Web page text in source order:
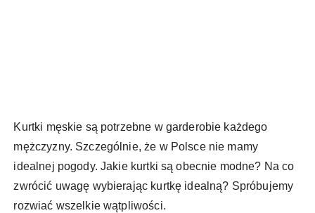
Kurtki męskie są potrzebne w garderobie każdego
mężczyzny. Szczególnie, że w Polsce nie mamy
idealnej pogody. Jakie kurtki są obecnie modne? Na co
zwrócić uwagę wybierając kurtkę idealną? Spróbujemy
rozwiać wszelkie wątpliwości.